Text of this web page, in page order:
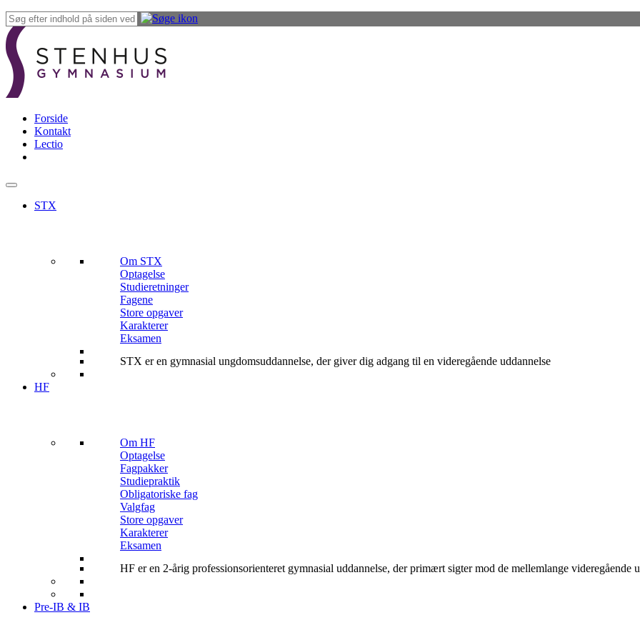
Forside
Kontakt
Lectio
STX
Om STX
Optagelse
Studieretninger
Fagene
Store opgaver
Karakterer
Eksamen
STX er en gymnasial ungdomsuddannelse, der giver dig adgang til en videregående uddannelse
HF
Om HF
Optagelse
Fagpakker
Studiepraktik
Obligatoriske fag
Valgfag
Store opgaver
Karakterer
Eksamen
HF er en 2-årig professionsorienteret gymnasial uddannelse, der primært sigter mod de mellemlange videregående
Pre-IB & IB